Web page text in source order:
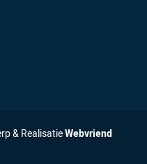
& RealisatieWebvriend